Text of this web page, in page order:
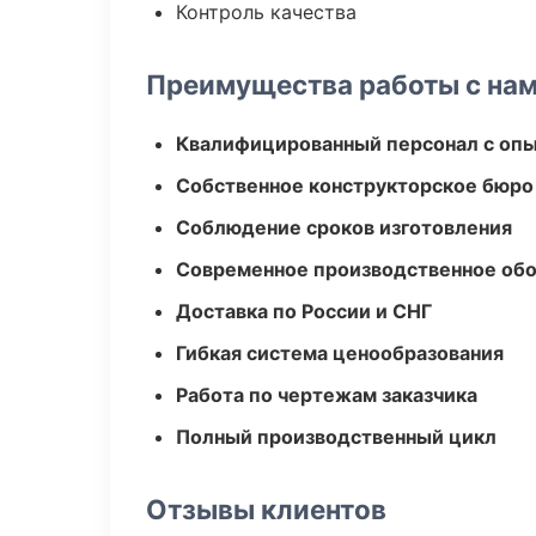
Контроль качества
Преимущества работы с
Квалифицированный персонал с
Собственное конструкторское бюро
Соблюдение сроков изготовления
Современное производственное
Доставка по России и СНГ
Гибкая система ценообразования
Работа по чертежам заказчика
Полный производственный цикл
Отзывы клиентов